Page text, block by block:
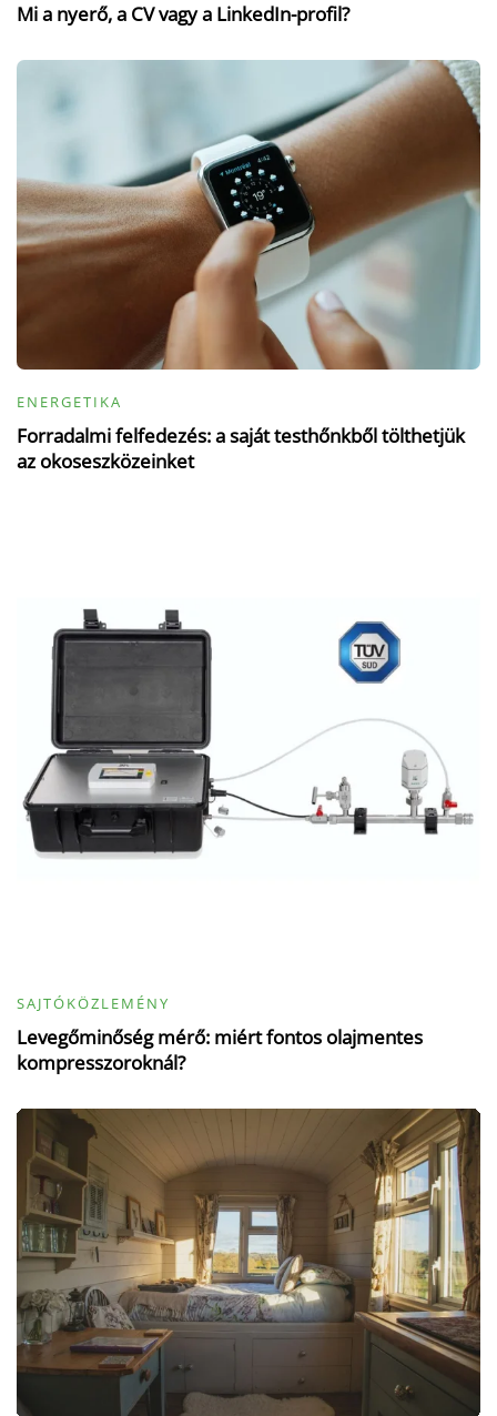
Mi a nyerő, a CV vagy a LinkedIn-profil?
ENERGETIKA
Forradalmi felfedezés: a saját testhőnkből tölthetjük
az okoseszközeinket
SAJTÓKÖZLEMÉNY
Levegőminőség mérő: miért fontos olajmentes
kompresszoroknál?